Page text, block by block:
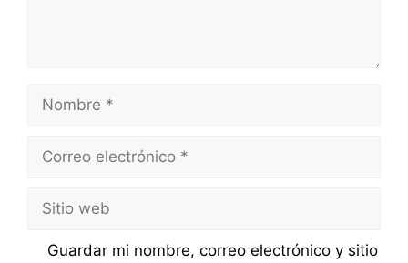
Nombre
Correo
Sitio
web
Guardar mi nombre, correo electrónico y sitio